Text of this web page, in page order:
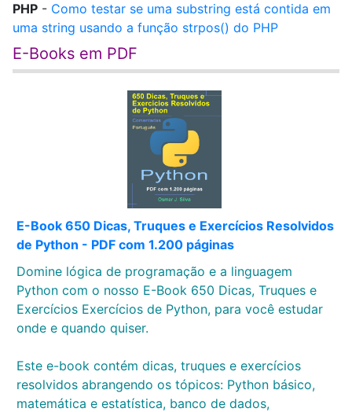
PHP - Como testar se uma substring está contida em
uma string usando a função strpos() do PHP
E-Books em PDF
E-Book 650 Dicas, Truques e Exercícios Resolvidos
de Python - PDF com 1.200 páginas
Domine lógica de programação e a linguagem
Python com o nosso E-Book 650 Dicas, Truques e
Exercícios Exercícios de Python, para você estudar
onde e quando quiser.
Este e-book contém dicas, truques e exercícios
resolvidos abrangendo os tópicos: Python básico,
matemática e estatística, banco de dados,